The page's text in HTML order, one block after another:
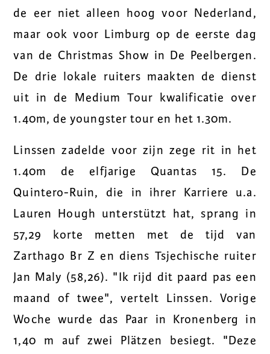
de eer niet alleen hoog voor Nederland,
maar ook voor Limburg op de eerste dag
van de Christmas Show in De Peelbergen.
De drie lokale ruiters maakten de dienst
uit in de Medium Tour kwalificatie over
1.40m, de youngster tour en het 1.30m.
Linssen zadelde voor zijn zege rit in het
1.40m de elfjarige Quantas 15. De
Quintero-Ruin, die in ihrer Karriere u.a.
Lauren Hough unterstützt hat, sprang in
57,29 korte metten met de tijd van
Zarthago Br Z en diens Tsjechische ruiter
Jan Maly (58,26). "Ik rijd dit paard pas een
maand of twee", vertelt Linssen. Vorige
Woche wurde das Paar in Kronenberg in
1,40 m auf zwei Plätzen besiegt. "Deze